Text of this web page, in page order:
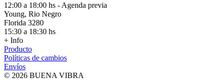
12:00 a 18:00 hs - Agenda previa
Young, Rio Negro
Florida 3280
15:30 a 18:30 hs
+ Info
Producto
Políticas de cambios
Envíos
© 2026 BUENA VIBRA